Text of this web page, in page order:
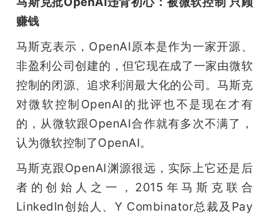
赚钱
马斯克表示，OpenAI原本是作为一家开源、
非盈利公司创建的，但它现在成了一家由微软
控制的闭源、追求利润最大化的公司。马斯克
对微软控制OpenAI的批评也不是现在才有
的，从微软跟OpenAI合作就有多次不满了，
认为微软控制了OpenAI。
马斯克跟OpenAI渊源很远，实际上它还是后
者的创始人之一，2015年马斯克联合
LinkedIn创始人、Y Combinator总裁及Pay